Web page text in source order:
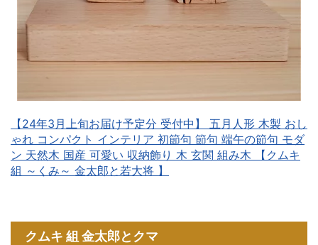
【24年3月上旬お届け予定分 受付中】 五月人形 木製 おし
ゃれ コンパクト インテリア 初節句 節句 端午の節句 モダ
ン 天然木 国産 可愛い 収納飾り 木 玄関 組み木 【クムキ
組 ～くみ～ 金太郎と若大将 】
クムキ 組 金太郎とクマ